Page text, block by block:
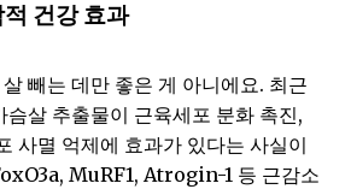
건강 효과
빼는 데만 좋은 게 아니에요. 최근
슴살 추출물이 근육세포 분화 촉진,
사멸 억제에 효과가 있다는 사실이
MuRF1, Atrogin-1 등 근감소